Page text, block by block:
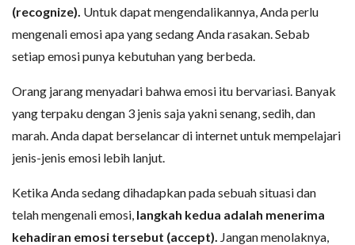
(recognize). Untuk dapat mengendalikannya, Anda perlu
mengenali emosi apa yang sedang Anda rasakan. Sebab
setiap emosi punya kebutuhan yang berbeda.
Orang jarang menyadari bahwa emosi itu bervariasi. Banyak
yang terpaku dengan 3 jenis saja yakni senang, sedih, dan
marah. Anda dapat berselancar di internet untuk mempelajari
jenis-jenis emosi lebih lanjut.
Ketika Anda sedang dihadapkan pada sebuah situasi dan
telah mengenali emosi, langkah kedua adalah menerima
kehadiran emosi tersebut (accept). Jangan menolaknya,